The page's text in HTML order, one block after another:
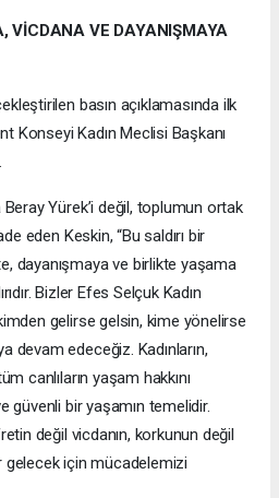
VİCDANA VE DAYANIŞMAYA
basın açıklamasında ilk
Konseyi Kadın Meclisi Başkanı
Beray Yürek’i değil, toplumun ortak
eden Keskin, “Bu saldırı bir
dayanışmaya ve birlikte yaşama
Bizler Efes Selçuk Kadın
gelirse gelsin, kime yönelirse
devam edeceğiz. Kadınların,
canlıların yaşam hakkını
güvenli bir yaşamın temelidir.
değil vicdanın, korkunun değil
gelecek için mücadelemizi